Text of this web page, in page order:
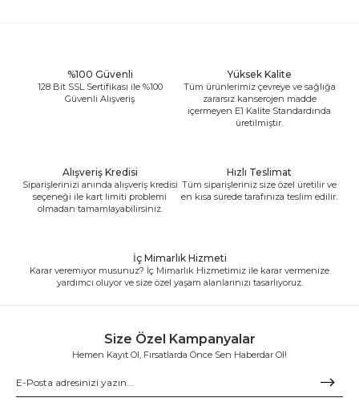
%100 Güvenli
128 Bit SSL Sertifikası ile %100
Güvenli Alışveriş
Yüksek Kalite
Tüm ürünlerimiz çevreye ve sağlığa
zararsız kanserojen madde
içermeyen E1 Kalite Standardında
üretilmiştir.
Alışveriş Kredisi
Siparişlerinizi anında alışveriş kredisi
seçeneği ile kart limiti problemi
olmadan tamamlayabilirsiniz.
Hızlı Teslimat
Tüm siparişleriniz size özel üretilir ve
en kısa sürede tarafınıza teslim edilir.
İç Mimarlık Hizmeti
Karar veremiyor musunuz? İç Mimarlık Hizmetimiz ile karar vermenize
yardımcı oluyor ve size özel yaşam alanlarınızı tasarlıyoruz.
Size Özel Kampanyalar
Hemen Kayıt Ol, Fırsatlarda Önce Sen Haberdar Ol!